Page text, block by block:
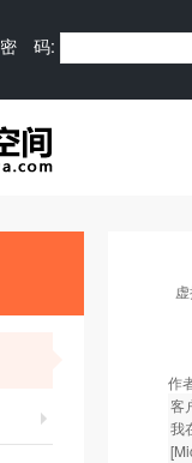
密 码:
作
客
我